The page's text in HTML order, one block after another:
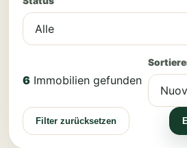
6 Immobilien gefunden
Filter zurücksetzen